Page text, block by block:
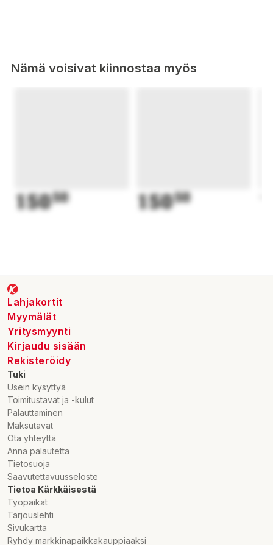
Nämä voisivat kiinnostaa myös
15050 15050
Lahjakortit
Myymälät
Yritysmyynti
Kirjaudu sisään
Rekisteröidy
Tuki
Usein kysyttyä
Toimitustavat ja -kulut
Palauttaminen
Maksutavat
Ota yhteyttä
Anna palautetta
Tietosuoja
Saavutettavuusseloste
Tietoa Kärkkäisestä
Työpaikat
Tarjouslehti
Sivukartta
Ryhdy markkinapaikkakauppiaaksi